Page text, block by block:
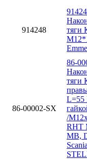
914248
тяги
86-00002-SX
86-
тяги
L=55
/
RHT
MB,
Scania